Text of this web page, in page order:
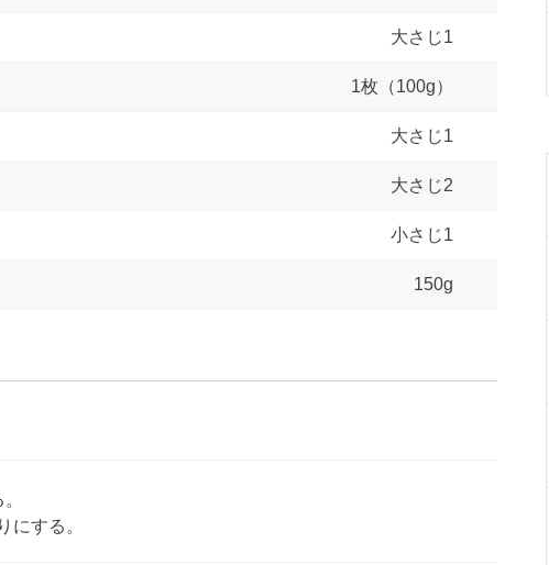
大さじ1
1枚（100g）
大さじ1
大さじ2
小さじ1
150g
にする。